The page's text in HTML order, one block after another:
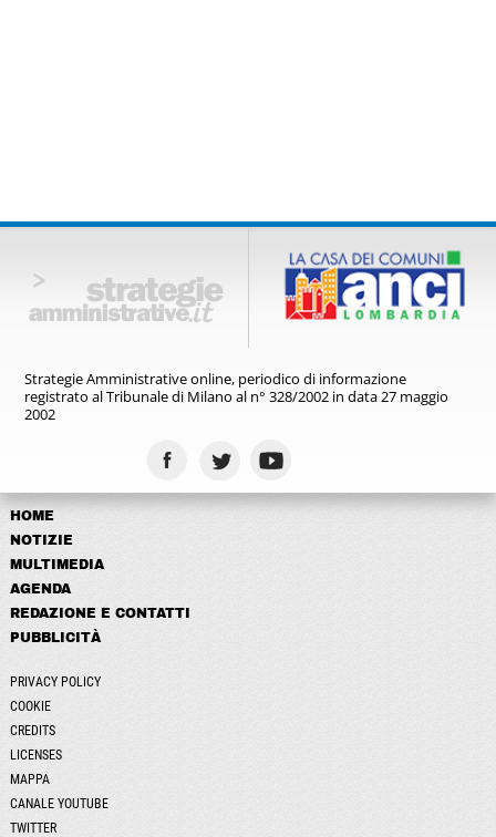
Strategie Amministrative online, periodico di informazione
registratoal Tribunale di Milano al n° 328/2002 in data 27 maggio
2002
HOME
NOTIZIE
MULTIMEDIA
AGENDA
REDAZIONE E CONTATTI
PUBBLICITÀ
PRIVACY POLICY
COOKIE
CREDITS
LICENSES
MAPPA
CANALE YOUTUBE
TWITTER